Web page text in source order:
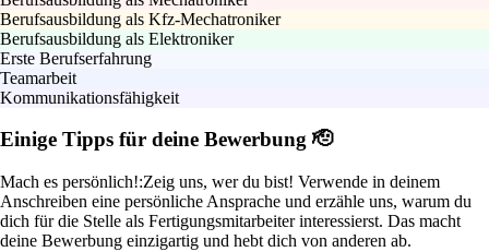
Berufsausbildung als Kfz-Mechatroniker
Berufsausbildung als Elektroniker
Erste Berufserfahrung
Teamarbeit
Kommunikationsfähigkeit
Einige Tipps für deine Bewerbung 🫡
Mach es persönlich!:Zeig uns, wer du bist! Verwende in deinem
Anschreiben eine persönliche Ansprache und erzähle uns, warum du
dich für die Stelle als Fertigungsmitarbeiter interessierst. Das macht
deine Bewerbung einzigartig und hebt dich von anderen ab.